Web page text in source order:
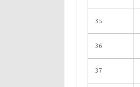
35
36
37